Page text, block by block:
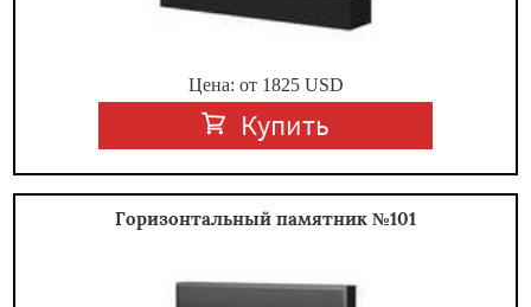
Цена: от 1825USD
Купить
Горизонтальный памятник №101